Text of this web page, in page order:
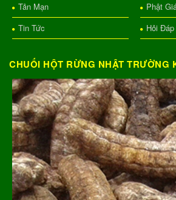
Tản Mạn
Phật
Tin Tức
Hỏi Đáp
CHUỐI HỘT RỪNG NHẬT TRƯỜNG